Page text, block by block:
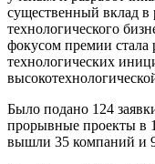
существенный вклад в
технологического
фокусом премии стала
технологических
Было подано 124
прорывные проекты в
вышли 35 компаний и